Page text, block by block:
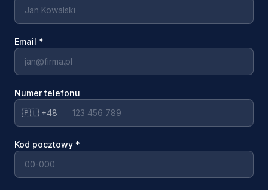
Email *
Numer telefonu
🇵🇱 +48
Kod pocztowy *